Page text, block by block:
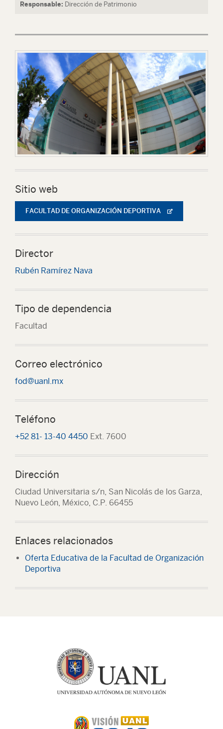
Responsable: Dirección de Patrimonio
Sitio web
FACULTAD DE ORGANIZACIÓN DEPORTIVA
Director
Rubén Ramírez Nava
Tipo de dependencia
Facultad
Correo electrónico
fod@uanl.mx
Teléfono
+52 81- 13-40 4450 Ext. 7600
Dirección
Ciudad Universitaria s/n, San Nicolás de los Garza,
Nuevo León, México, C.P. 66455
Enlaces relacionados
Oferta Educativa de la Facultad de Organización
Deportiva